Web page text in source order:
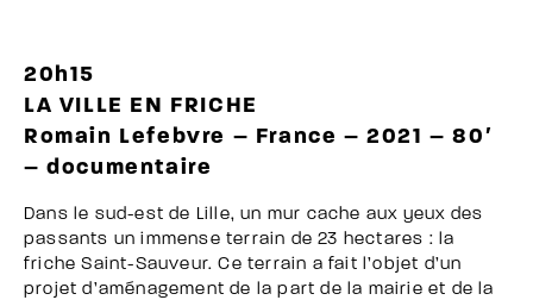
20h15
LA VILLE EN FRICHE
Romain Lefebvre – France – 2021 – 80′
– documentaire
Dans le sud-est de Lille, un mur cache aux yeux des
passants un immense terrain de 23 hectares : la
friche Saint-Sauveur. Ce terrain a fait l’objet d’un
projet d’aménagement de la part de la mairie et de la